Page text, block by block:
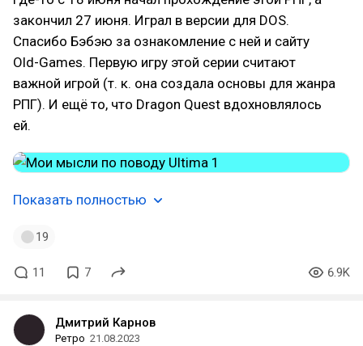
закончил 27 июня. Играл в версии для DOS.
Спасибо Бэбэю за ознакомление с ней и сайту
Old-Games. Первую игру этой серии считают
важной игрой (т. к. она создала основы для жанра
РПГ). И ещё то, что Dragon Quest вдохновлялось
ей.
Показать полностью
19
11 7 6.9K
Дмитрий Карнов
Ретро 21.08.2023